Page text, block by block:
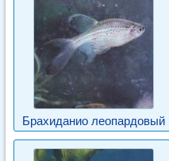
Брахиданио леопардовый